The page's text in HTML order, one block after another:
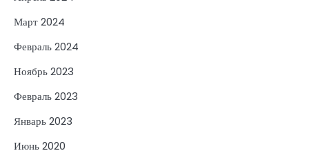
Март 2024
Февраль 2024
Ноябрь 2023
Февраль 2023
Январь 2023
Июнь 2020